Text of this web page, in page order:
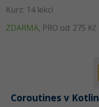
Kurz: 14 lekcí
ZDARMA, PRO od: 275 Kč
Coroutines v Kotlin